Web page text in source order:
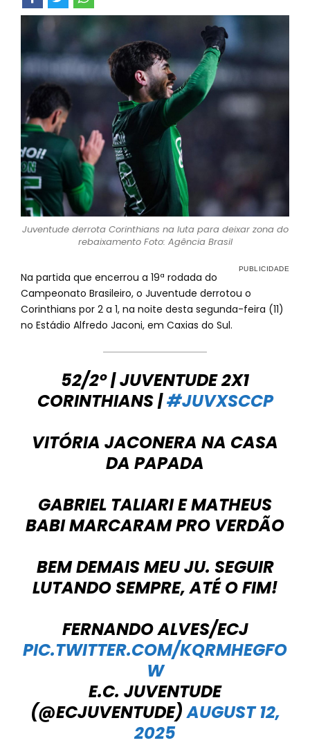
Juventude derrota Corinthians na luta para deixar zona do
rebaixamento Foto: Agência Brasil
Na partida que encerrou a 19ª rodada do
Campeonato Brasileiro, o Juventude derrotou o
Corinthians por 2 a 1, na noite desta segunda-feira (11)
no Estádio Alfredo Jaconi, em Caxias do Sul.
52/2º | JUVENTUDE 2X1
CORINTHIANS |#JUVXSCCP
VITÓRIA JACONERA NA CASA
DA PAPADA
GABRIEL TALIARI E MATHEUS
BABI MARCARAM PRO VERDÃO
BEM DEMAIS MEU JU. SEGUIR
LUTANDO SEMPRE, ATÉ O FIM!
FERNANDO ALVES/ECJ
PIC.TWITTER.COM/KQRMHEGFO
W
E.C. JUVENTUDE
(@ECJUVENTUDE)AUGUST 12,
2025